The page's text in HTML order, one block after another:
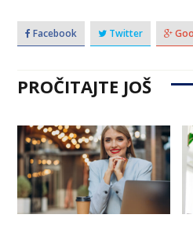
Facebook Twitter
PROČITAJTE JOŠ